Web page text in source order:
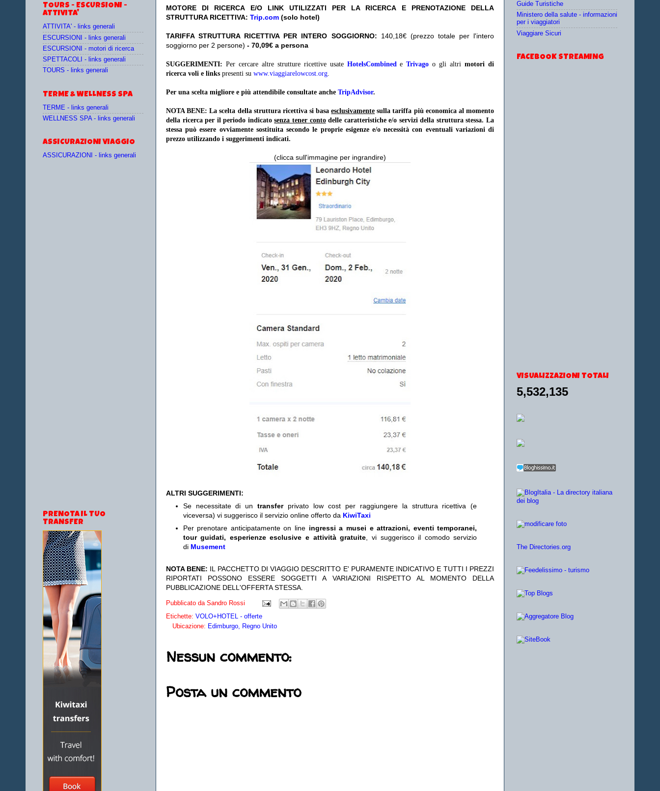
MOTORE DI RICERCA E/O LINK UTILIZZATI PER LA RICERCA E PRENOTAZIONE DELLA
STRUTTURA RICETTIVA: Trip.com (solo hotel)
TARIFFA STRUTTURA RICETTIVA PER INTERO SOGGIORNO: 140,18€ (prezzo totale per l'intero
soggiorno per 2 persone) - 70,09€ a persona
SUGGERIMENTI: Per cercare altre strutture ricettive usate HotelsCombinedeTrivago o gli altrimotori di
ricerca voli e links presenti su www.viaggiarelowcost.org.
Per una scelta migliore e più attendibile consultate anche TripAdvisor.
NOTA BENE: La scelta della struttura ricettiva si basaesclusivamente sulla tariffa più economica al momento
della ricerca per il periodo indicatosenza tener contodelle caratteristiche e/o servizi della struttura stessa. La
stessa può essere ovviamente sostituita secondo le proprie esigenze e/o necessità con eventuali variazioni di
prezzo utilizzando i suggerimenti indicati.
(clicca sull'immagine per ingrandire)
ALTRI SUGGERIMENTI:
Se necessitate di untransfer privato low cost per raggiungere la struttura ricettiva (e
viceversa) vi suggerisco il servizio online offerto da KiwiTaxi
Per prenotare anticipatamente on line ingressi a musei e attrazioni, eventi temporanei,
tour guidati, esperienze esclusive e attività gratuite , vi suggerisco il comodo servizio
di Musement
NOTA BENE: IL PACCHETTO DI VIAGGIO DESCRITTO E' PURAMENTE INDICATIVO E TUTTI I PREZZI
RIPORTATI POSSONO ESSERE SOGGETTI A VARIAZIONI RISPETTO AL MOMENTO DELLA
PUBBLICAZIONE DELL'OFFERTA STESSA.
Pubblicato da Sandro Rossi
Etichette: VOLO+HOTEL - offerte
Ubicazione: Edimburgo, Regno Unito
Nessun commento:
Posta un commento
TOURS - ESCURSIONI -
ATTIVITA'
ATTIVITA' - links generali
ESCURSIONI - links generali
ESCURSIONI - motori di ricerca
SPETTACOLI - links generali
TOURS - links generali
TERME & WELLNESS SPA
TERME - links generali
WELLNESS SPA - links generali
ASSICURAZIONI VIAGGIO
ASSICURAZIONI - links generali
PRENOTA IL TUO
TRANSFER
Guide Turistiche
Ministero della salute - informazioni
per i viaggiatori
Viaggiare Sicuri
FACEBOOK STREAMING
VISUALIZZAZIONI TOTALI
5,532,135
The Directories.org